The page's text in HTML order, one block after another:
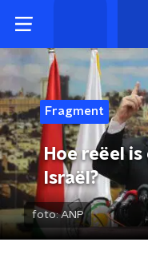
Fragment
Hoe reëel
Israël?
foto:ANP